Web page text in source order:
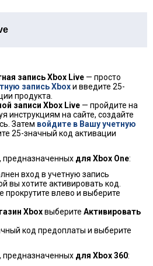
запись Xbox Live — просто
запись Xboxи введите 25-
продукта.
записи Xbox Live — пройдите на
инструкциям на сайте, создайте
Затем войдите в Вашу учетную
25-значный код активации
предназначенных для Xbox One:
вход в учетную запись
вы хотите активировать код.
прокрутите влево и выберите
Xboxвыберите Активировать
код предоплаты и выберите
предназначенных для Xbox 360: